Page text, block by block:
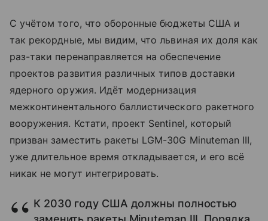
С учётом того, что оборонные бюджеты США и
так рекордные, мы видим, что львиная их доля как
раз-таки перенаправляется на обеспечение
проектов развития различных типов доставки
ядерного оружия. Идёт модернизация
межконтинентального баллистического ракетного
вооружения. Кстати, проект Sentinel, который
призван заместить ракеты LGM-30G Minuteman III,
уже длительное время откладывается, и его всё
никак не могут интегрировать.
К 2030 году США должны полностью